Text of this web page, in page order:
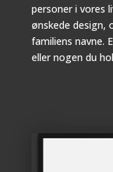
personer i vores
ønskede design,
familiens navne.
eller nogen du